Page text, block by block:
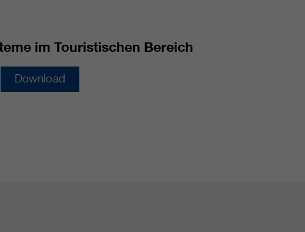
im Touristischen Bereich
Download